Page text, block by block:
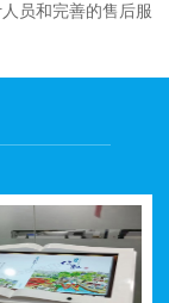
员和完善的售后服